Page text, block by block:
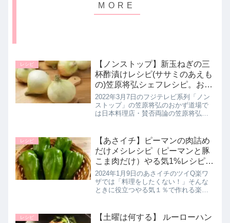
レシピ
【ノンストップ】新玉ねぎの三
杯酢漬けレシピ(ササミのあえも
の)笠原将弘シェフレシピ。おか
ず道場｜3月7日
2022年3月7日のフジテレビ系列「ノン
ストップ」の笠原将弘のおかず道場で
は日本料理店・賛否両論の笠原将弘シ
ます。>>ノンストップ記事一覧はこち
ら▼同日に紹介された新玉ねぎ...
レシピ
【あさイチ】ピーマンの肉詰め
だけメシレシピ（ピーマンと豚
こま肉だけ）やる気1%レシピ｜
1月9日
2024年1月9日のあさイチのツイQ楽ワ
ザでは「料理をしたくない！」そんな
ときに役立つやる気１％で作れる楽ち
ピーマンの肉詰め】の作り方を教えて
レシピ
【土曜は何する】 ルーローハン